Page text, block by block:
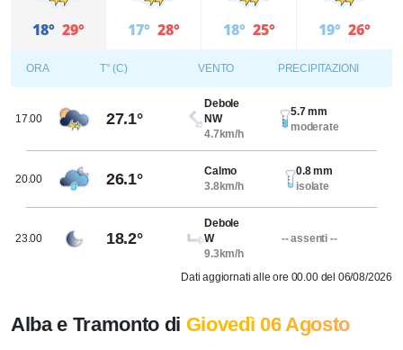
18° 29° 17° 28° 18° 25° 19° 26°
ORA T° (C) VENTO PRECIPITAZIONI
17.00 27.1°
Debole
NW
4.7km/h
5.7 mm
moderate
20.00 26.1°
Calmo
3.8km/h
0.8 mm
isolate
23.00 18.2°
Debole
W
9.3km/h
-- assenti --
Dati aggiornati alle ore 00.00 del 06/08/2026
Alba e Tramonto di Giovedì 06 Agosto